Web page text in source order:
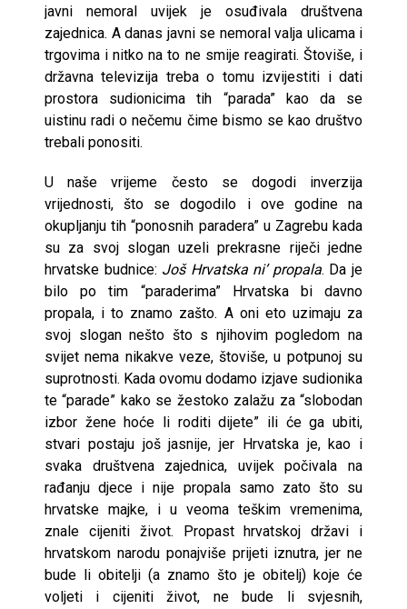
javni nemoral uvijek je osuđivala društvena
zajednica. A danas javni se nemoral valja ulicama i
trgovima i nitko na to ne smije reagirati. Štoviše, i
državna televizija treba o tomu izvijestiti i dati
prostora sudionicima tih “parada” kao da se
uistinu radi o nečemu čime bismo se kao društvo
trebali ponositi.
U naše vrijeme često se dogodi inverzija
vrijednosti, što se dogodilo i ove godine na
okupljanju tih “ponosnih paradera” u Zagrebu kada
su za svoj slogan uzeli prekrasne riječi jedne
hrvatske budnice: Još Hrvatska ni’ propala. Da je
bilo po tim “paraderima” Hrvatska bi davno
propala, i to znamo zašto. A oni eto uzimaju za
svoj slogan nešto što s njihovim pogledom na
svijet nema nikakve veze, štoviše, u potpunoj su
suprotnosti. Kada ovomu dodamo izjave sudionika
te “parade” kako se žestoko zalažu za “slobodan
izbor žene hoće li roditi dijete” ili će ga ubiti,
stvari postaju još jasnije, jer Hrvatska je, kao i
svaka društvena zajednica, uvijek počivala na
rađanju djece i nije propala samo zato što su
hrvatske majke, i u veoma teškim vremenima,
znale cijeniti život. Propast hrvatskoj državi i
hrvatskom narodu ponajviše prijeti iznutra, jer ne
bude li obitelji (a znamo što je obitelj) koje će
voljeti i cijeniti život, ne bude li svjesnih,